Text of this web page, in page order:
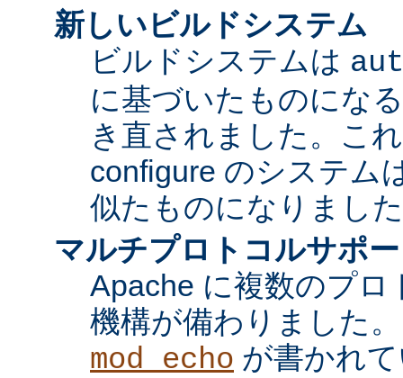
新しいビルドシステム
ビルドシステムは
に基づいたものにな
き直されました。こ
configure のシステム
似たものになりまし
マルチプロトコルサポ
Apache に複数のプ
機構が備わりました
mod_echo が書かれ